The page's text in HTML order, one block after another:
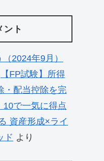
ント
2024年9月）
【FP試験】所得
・配当控除を完
で一気に得点
資産形成×ライ
ド より